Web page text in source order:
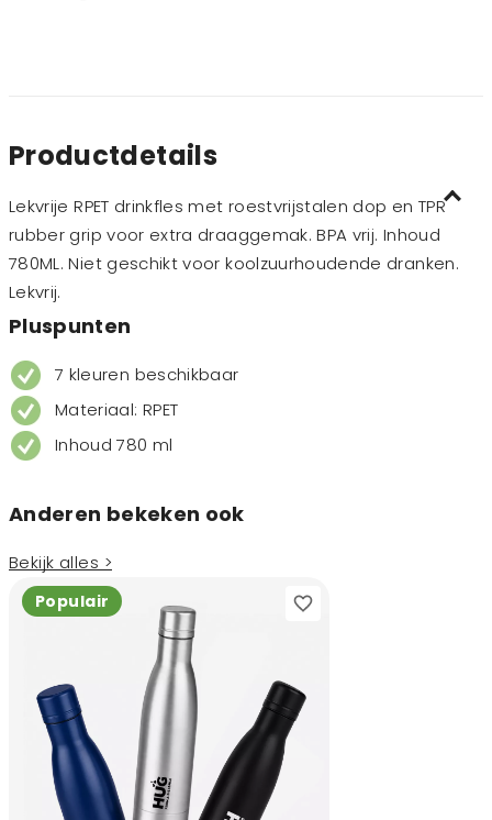
Productdetails
Lekvrije RPET drinkfles met roestvrijstalen dop en TPR
rubber grip voor extra draaggemak. BPA vrij. Inhoud
780ML. Niet geschikt voor koolzuurhoudende dranken.
Lekvrij.
Pluspunten
7 kleuren beschikbaar
Materiaal: RPET
Inhoud 780 ml
Anderen bekeken ook
Bekijk alles >
Populair